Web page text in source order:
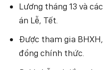
Lương tháng 13 và
án Lễ, Tết.
Được tham gia
đồng chính thức.